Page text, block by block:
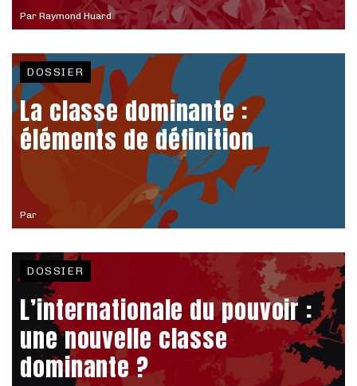
Par Raymond Huard
Par
DOSSIER
La classe dominante :
éléments de définition
DOSSIER
L’internationale du pouvoir :
une nouvelle classe
dominante ?